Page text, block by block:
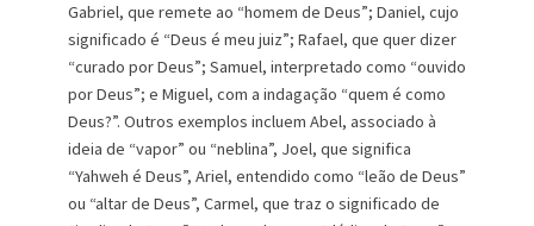
Gabriel, que remete ao “homem de Deus”; Daniel, cujo
significado é “Deus é meu juiz”; Rafael, que quer dizer
“curado por Deus”; Samuel, interpretado como “ouvido
por Deus”; e Miguel, com a indagação “quem é como
Deus?”. Outros exemplos incluem Abel, associado à
ideia de “vapor” ou “neblina”, Joel, que significa
“Yahweh é Deus”, Ariel, entendido como “leão de Deus”
ou “altar de Deus”, Carmel, que traz o significado de